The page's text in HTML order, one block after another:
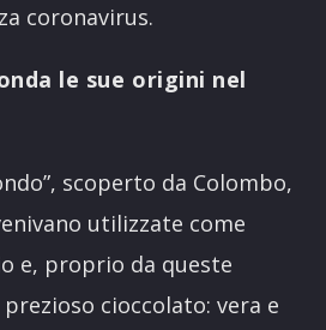
coronavirus.
le sue origini nel
scoperto da Colombo,
utilizzate come
e, proprio da queste
prezioso cioccolato: vera e